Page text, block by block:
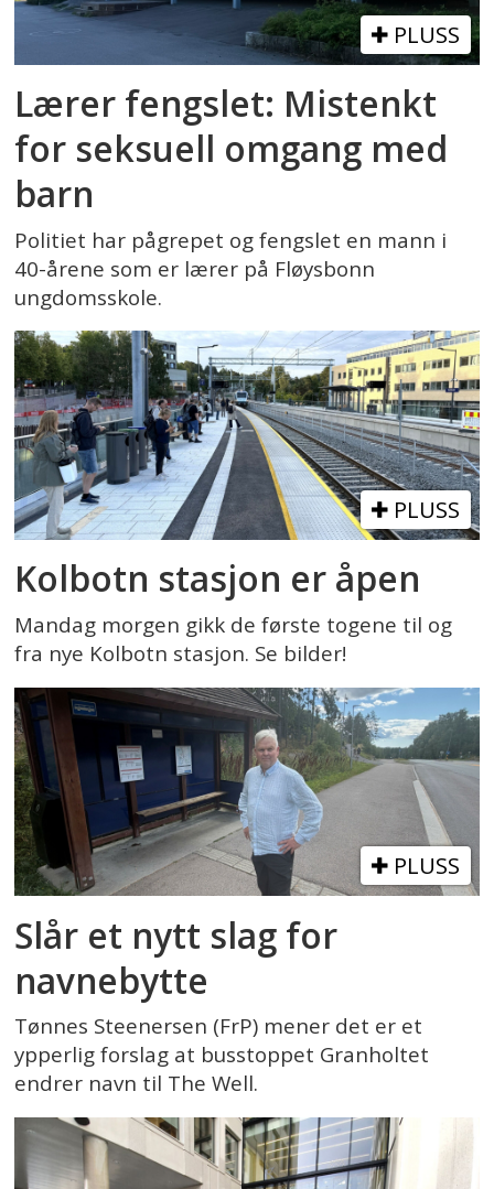
PLUSS
Lærer fengslet: Mistenkt
for seksuell omgang med
barn
Politiet har pågrepet og fengslet en mann i
40-årene som er lærer på Fløysbonn
ungdomsskole.
PLUSS
Kolbotn stasjon er åpen
Mandag morgen gikk de første togene til og
fra nye Kolbotn stasjon. Se bilder!
PLUSS
Slår et nytt slag for
navnebytte
Tønnes Steenersen (FrP) mener det er et
ypperlig forslag at busstoppet Granholtet
endrer navn til The Well.